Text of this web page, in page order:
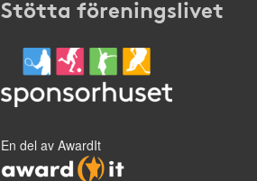
Stötta föreningslivet
En del av AwardIt